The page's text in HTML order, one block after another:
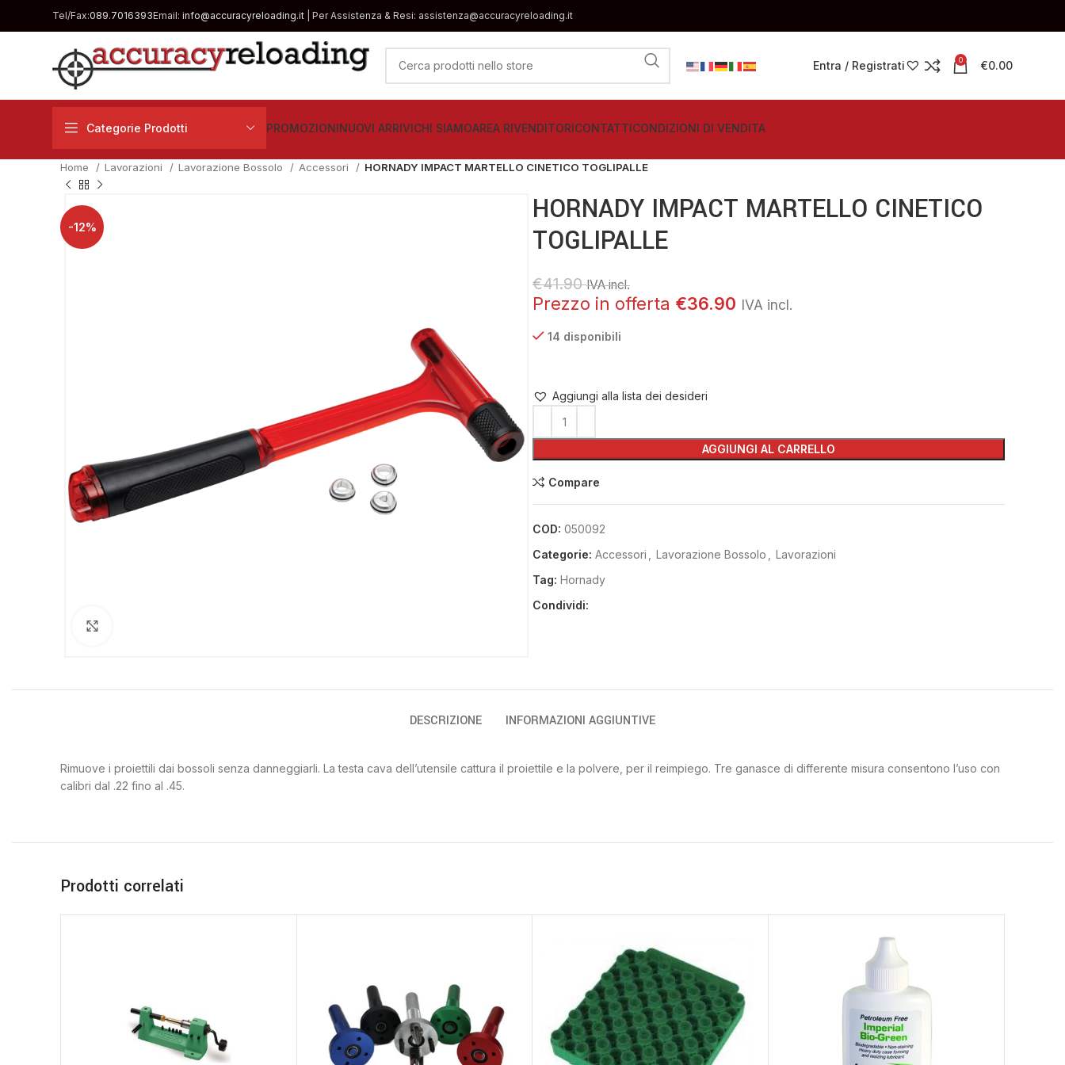
Tel/Fax:089.7016393Email: info@accuracyreloading.it | Per Assistenza & Resi: assistenza@accuracyreloading.it
Entra / Registrati 0 €0.00
Categorie Prodotti PROMOZIONINUOVI ARRIVICHI SIAMOAREA RIVENDITORICONTATTICONDIZIONI DI VENDITA
Home Lavorazioni Lavorazione Bossolo Accessori HORNADY IMPACT MARTELLO CINETICO TOGLIPALLE
-12%
HORNADY IMPACT MARTELLO CINETICO
TOGLIPALLE
€41.90 IVA incl.
€36.90
14 disponibili
AGGIUNGI AL CARRELLO
Aggiungi alla lista dei desideri
Compare
COD: 050092
Categorie: Accessori Lavorazione Bossolo
Lavorazioni
Tag: Hornady
Condividi:
DESCRIZIONE INFORMAZIONI AGGIUNTIVE
Rimuove i proiettili dai bossoli senza danneggiarli. La testa cava dell’utensile cattura il proiettile e la polvere, per il reimpiego. Tre ganasce di differente misura consentono l’uso con
calibri dal .22 fino al .45.
Prodotti correlati